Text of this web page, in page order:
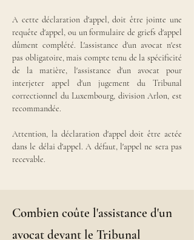
A cette déclaration d'appel, doit être jointe une
requête d'appel, ou un formulaire de griefs d'appel
dûment complété. L'assistance d'un avocat n'est
pas obligatoire, mais compte tenu de la spécificité
de la matière, l'assistance d'un avocat pour
interjeter appel d'un jugement du Tribunal
correctionnel du Luxembourg, division Arlon, est
recommandée.
Attention, la déclaration d'appel doit être actée
dans le délai d'appel. A défaut, l'appel ne sera pas
recevable.
Combien coûte l'assistance d'un
avocat devant le Tribunal